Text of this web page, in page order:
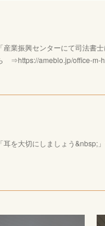
業振興センターにて司法書
⇒https://ameblo.jp/office-m-
を大切にしましょう&nbsp;